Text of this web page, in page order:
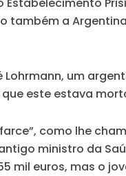
também a
Lohrmann, um
este estava
como lhe
ministro da
mil euros, mas o